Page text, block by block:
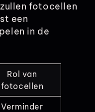
fotocellen
een
in de
Rol van
fotocellen
Verminder